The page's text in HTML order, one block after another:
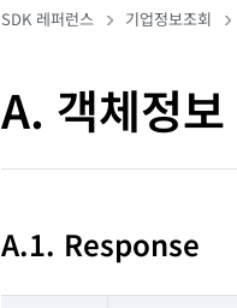
SDK 레퍼런스 기업정보조회
A. 객체정보
A.1. Response